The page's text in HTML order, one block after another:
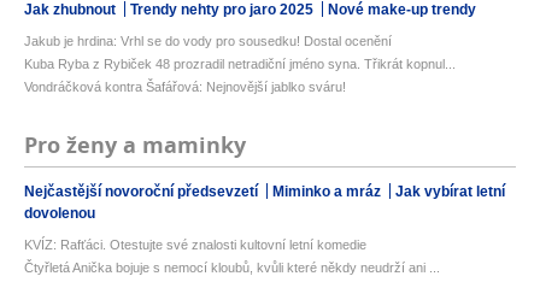
Jak zhubnout Trendy nehty pro jaro 2025 Nové make-up trendy
Jakub je hrdina: Vrhl se do vody pro sousedku! Dostal ocenění
Kuba Ryba z Rybiček 48 prozradil netradiční jméno syna. Třikrát kopnul...
Vondráčková kontra Šafářová: Nejnovější jablko sváru!
Pro ženy a maminky
Nejčastější novoroční předsevzetí Miminko a mráz
Jak vybírat letní
dovolenou
KVÍZ: Rafťáci. Otestujte své znalosti kultovní letní komedie
Čtyřletá Anička bojuje s nemocí kloubů, kvůli které někdy neudrží ani ...